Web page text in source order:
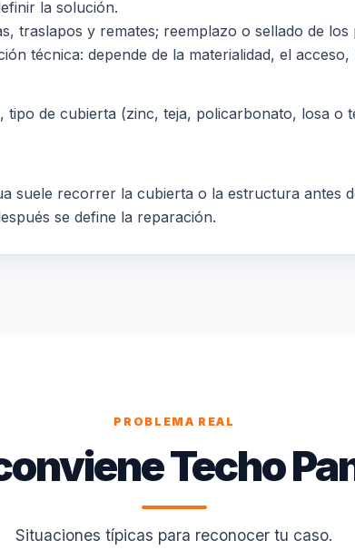
la solución.
traslapos y remates; reemplazo o sellado de
técnica: depende de la materialidad, el
de cubierta (zinc, teja, policarbonato, losa o
suele recorrer la cubierta o la estructura antes
se define la reparación.
PROBLEMA REAL
Techo
Situaciones típicas para reconocer tu caso.